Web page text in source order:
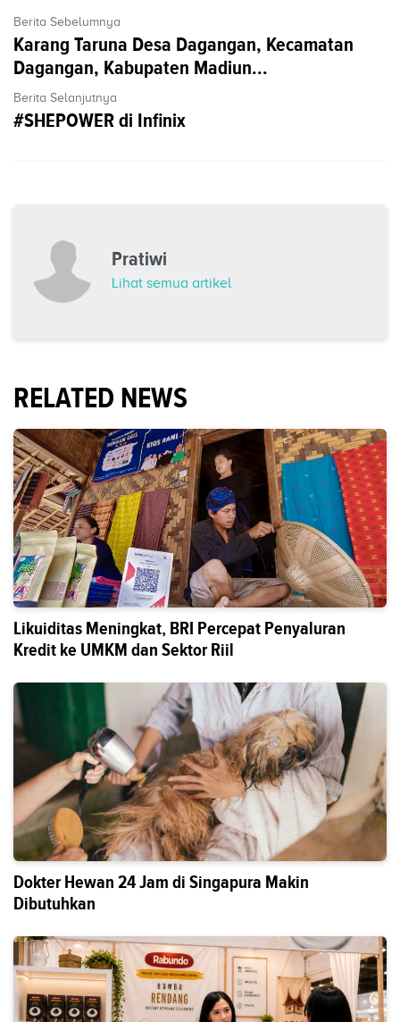
Berita Sebelumnya
Karang Taruna Desa Dagangan, Kecamatan
Dagangan, Kabupaten Madiun...
Berita Selanjutnya
#SHEPOWER di Infinix
Pratiwi
Lihat semua artikel
RELATED NEWS
Likuiditas Meningkat, BRI Percepat Penyaluran
Kredit ke UMKM dan Sektor Riil
Dokter Hewan 24 Jam di Singapura Makin
Dibutuhkan